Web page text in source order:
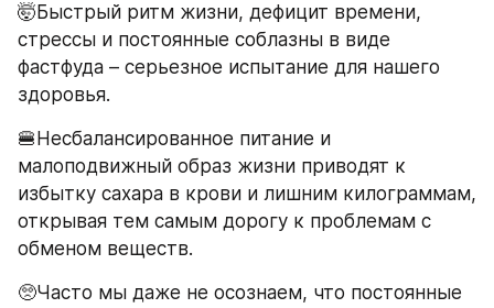
🤯Быстрый ритм жизни, дефицит времени,
стрессы и постоянные соблазны в виде
фастфуда – серьезное испытание для нашего
здоровья.
🍔Несбалансированное питание и
малоподвижный образ жизни приводят к
избытку сахара в крови и лишним килограммам,
открывая тем самым дорогу к проблемам с
обменом веществ.
🥺Часто мы даже не осознаем, что постоянные